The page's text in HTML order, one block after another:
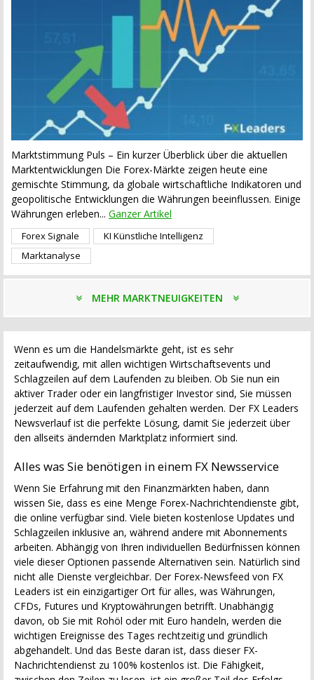
Marktstimmung Puls – Ein kurzer Überblick über die aktuellen
Marktentwicklungen Die Forex-Märkte zeigen heute eine
gemischte Stimmung, da globale wirtschaftliche Indikatoren und
geopolitische Entwicklungen die Währungen beeinflussen. Einige
Währungen erleben... Ganzer Artikel
Forex Signale
KI Künstliche Intelligenz
Marktanalyse
MEHR MARKTNEUIGKEITEN
Wenn es um die Handelsmärkte geht, ist es sehr
zeitaufwendig, mit allen wichtigen Wirtschaftsevents und
Schlagzeilen auf dem Laufenden zu bleiben. Ob Sie nun ein
aktiver Trader oder ein langfristiger Investor sind, Sie müssen
jederzeit auf dem Laufenden gehalten werden. Der FX Leaders
Newsverlauf ist die perfekte Lösung, damit Sie jederzeit über
den allseits ändernden Marktplatz informiert sind.
Alles was Sie benötigen in einem FX Newsservice
Wenn Sie Erfahrung mit den Finanzmärkten haben, dann
wissen Sie, dass es eine Menge Forex-Nachrichtendienste gibt,
die online verfügbar sind. Viele bieten kostenlose Updates und
Schlagzeilen inklusive an, während andere mit Abonnements
arbeiten. Abhängig von Ihren individuellen Bedürfnissen können
viele dieser Optionen passende Alternativen sein. Natürlich sind
nicht alle Dienste vergleichbar. Der Forex-Newsfeed von FX
Leaders ist ein einzigartiger Ort für alles, was Währungen,
CFDs, Futures und Kryptowährungen betrifft. Unabhängig
davon, ob Sie mit Rohöl oder mit Euro handeln, werden die
wichtigen Ereignisse des Tages rechtzeitig und gründlich
abgehandelt. Und das Beste daran ist, dass dieser FX-
Nachrichtendienst zu 100% kostenlos ist. Die Fähigkeit,